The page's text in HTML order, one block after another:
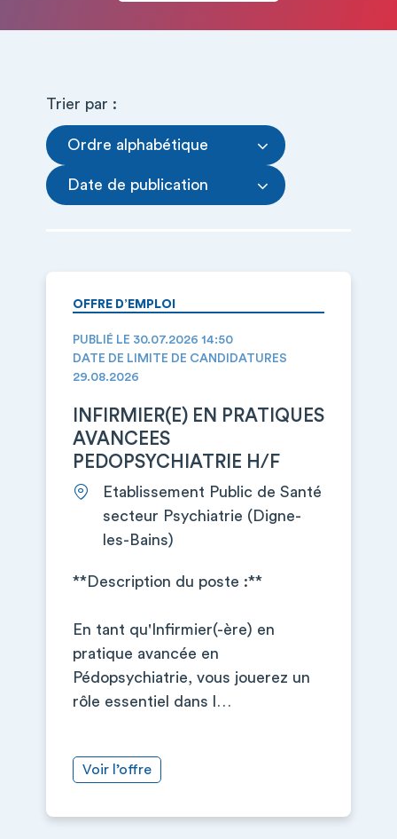
Trier par :
Ordre alphabétique
Date de publication
OFFRE D’EMPLOI
PUBLIÉ LE 30.07.2026 14:50
DATE DE LIMITE DE CANDIDATURES
29.08.2026
INFIRMIER(E) EN PRATIQUES
AVANCEES
PEDOPSYCHIATRIE H/F
Etablissement Public de Santé
secteur Psychiatrie (Digne-
les-Bains)
**Description du poste :**
En tant qu'Infirmier(-ère) en
pratique avancée en
Pédopsychiatrie, vous jouerez un
rôle essentiel dans l…
Voir l’offre